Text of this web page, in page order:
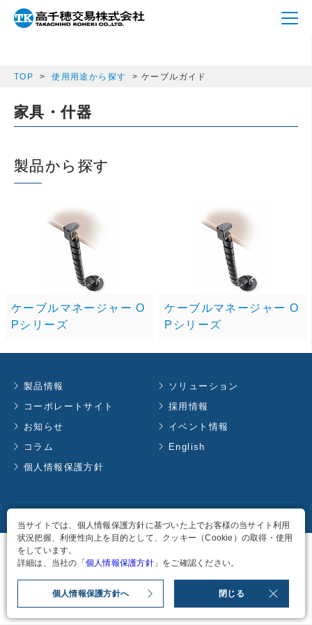
array(2) { ["m_p_category"]=> string(5) "cable"
["cpp_category"]=> string(5) "cable" }
TOP 使用用途から探す ケーブルガイド
家具・什器
製品から探す
ケーブルマネージャー O
Pシリーズ
ケーブルマネージャー O
Pシリーズ
製品情報
ソリューション
コーポレートサイト
採用情報
お知らせ
イベント情報
コラム
English
個人情報保護方針
当サイトでは、個人情報保護方針に基づいた上でお客様の当サイト利用
状況把握、利便性向上を目的として、クッキー（Cookie）の取得・使用
をしています。
詳細は、当社の「 個人情報保護方針」をご確認ください。
個人情報保護方針へ 閉じる